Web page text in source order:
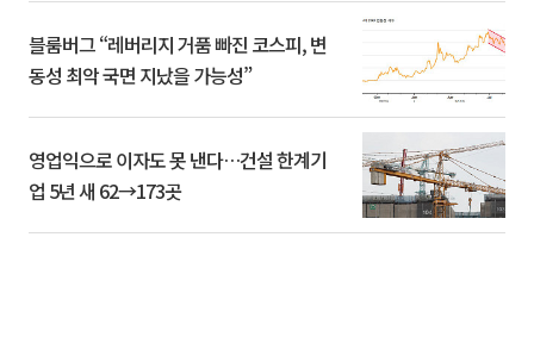
블룸버그 “레버리지 거품 빠진 코스피, 변
동성 최악 국면 지났을 가능성”
영업익으로 이자도 못 낸다…건설 한계기
업 5년 새 62→173곳